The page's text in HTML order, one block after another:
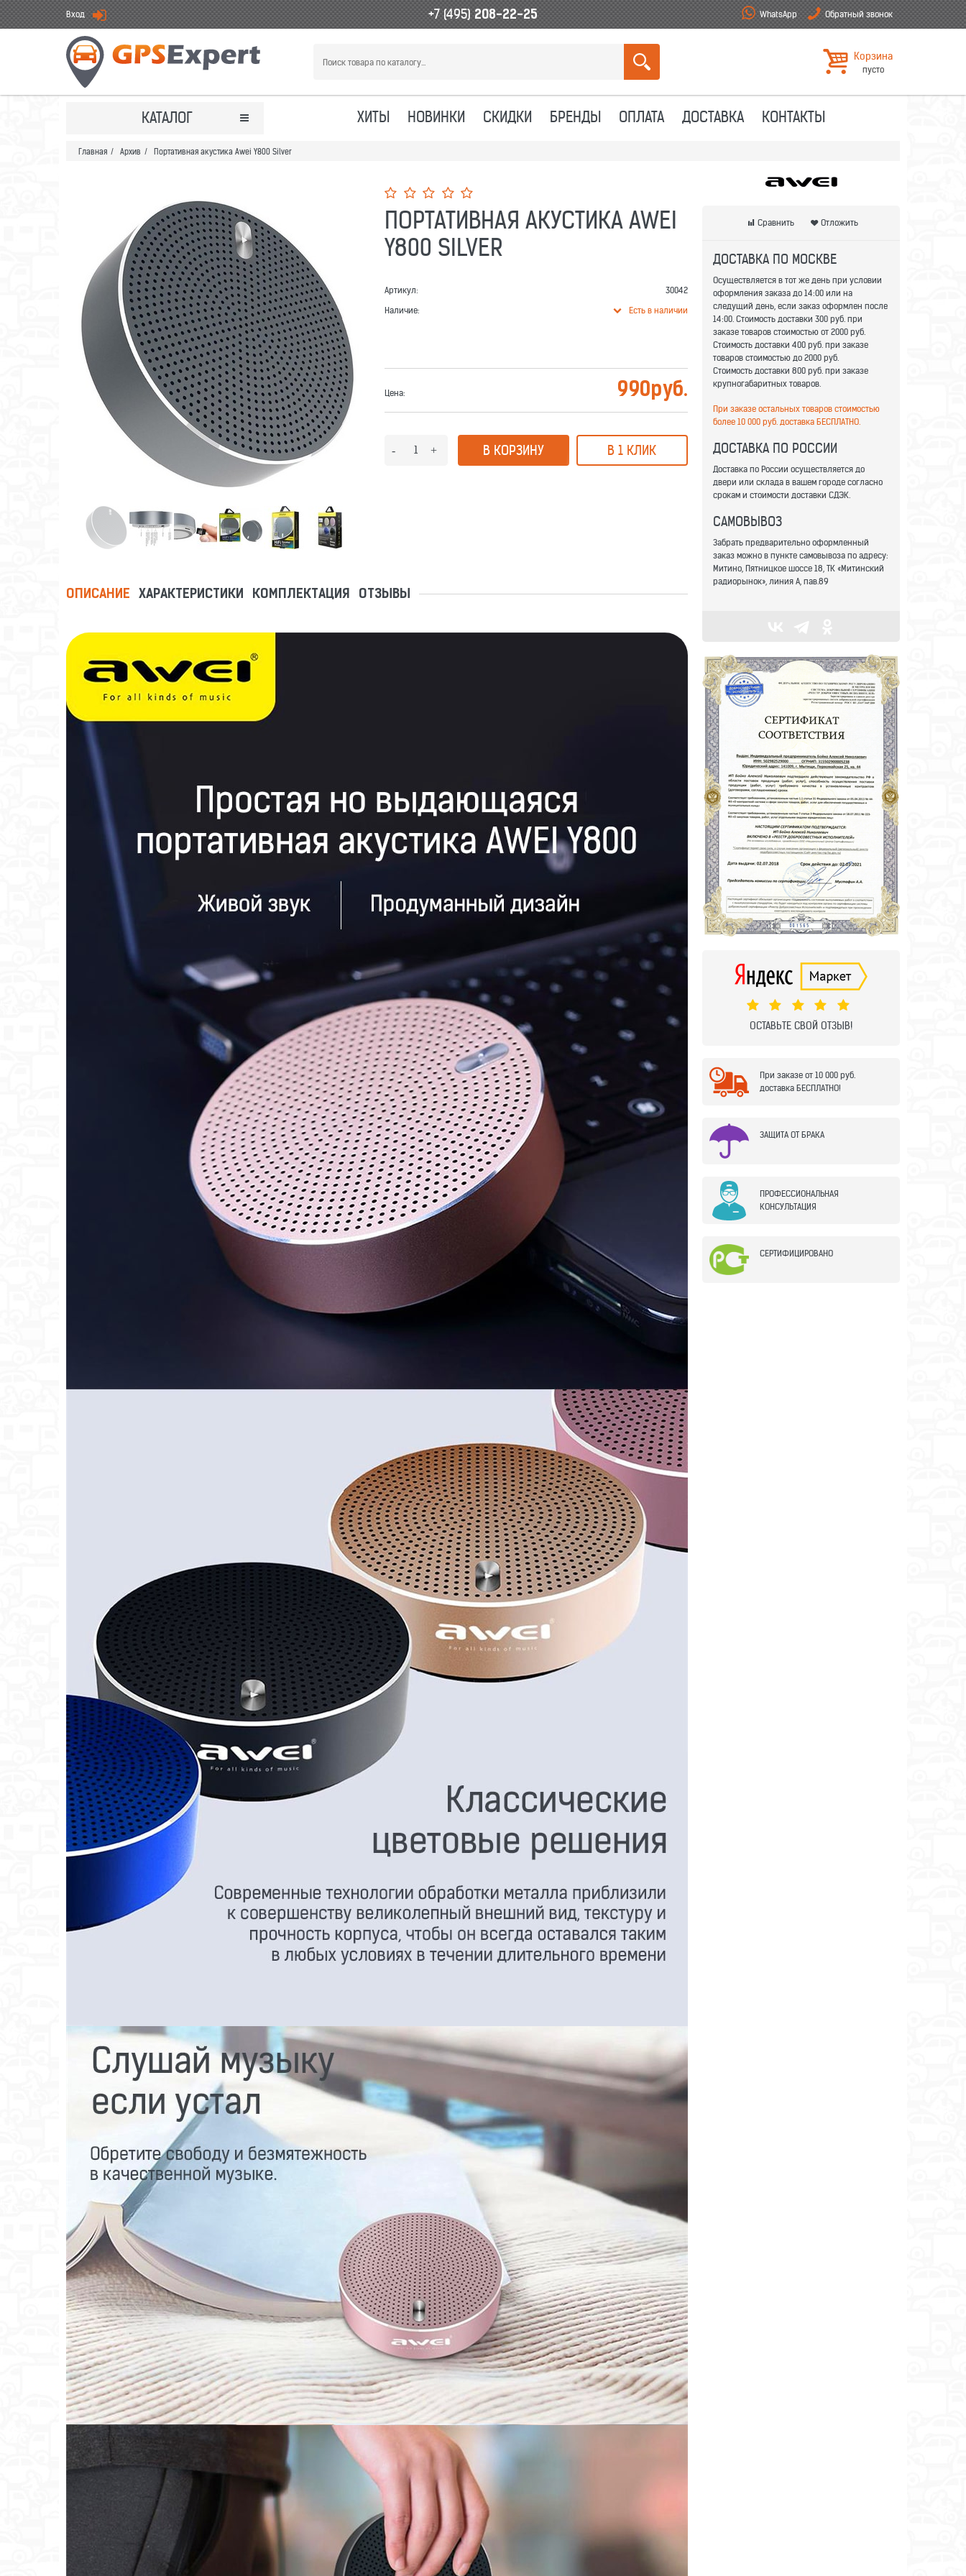
Вход +7 (495)208-22-25 WhatsApp Обратный звонок
Корзина
пусто
КАТАЛОГ ХИТЫ НОВИНКИ СКИДКИ БРЕНДЫ ОПЛАТА ДОСТАВКА КОНТАКТЫ
Главная / Архив / Портативная акустика Awei Y800 Silver
ПОРТАТИВНАЯ АКУСТИКА AWEI
Y800 SILVER
Артикул:
30042
Наличие:
Есть в наличии
Цена: 990руб.
В КОРЗИНУ В 1 КЛИК
ОПИСАНИЕ ХАРАКТЕРИСТИКИ КОМПЛЕКТАЦИЯ ОТЗЫВЫ
Сравнить Отложить
ДОСТАВКА ПО МОСКВЕ
Осуществляется в тот же день при условии
оформления заказа до 14:00 или на
следущий день, если заказ оформлен после
14:00. Стоимость доставки 300 руб. при
заказе товаров стоимостью от 2000 руб.
Стоимость доставки 400 руб. при заказе
товаров стоимостью до 2000 руб.
Стоимость доставки 800 руб. при заказе
крупногабаритных товаров.
При заказе остальных товаров стоимостью
более 10 000 руб. доставка БЕСПЛАТНО.
ДОСТАВКА ПО РОССИИ
Доставка по России осуществляется до
двери или склада в вашем городе согласно
срокам и стоимости доставки СДЭК.
САМОВЫВОЗ
Забрать предварительно оформленный
заказ можно в пункте самовывоза по адресу:
Митино, Пятницкое шоссе 18, ТК «Митинский
радиорынок», линия А, пав.89
ОСТАВЬТЕ СВОЙ ОТЗЫВ!
При заказе от 10 000 руб.
доставка БЕСПЛАТНО!
ЗАЩИТА ОТ БРАКА
ПРОФЕССИОНАЛЬНАЯ
КОНСУЛЬТАЦИЯ
СЕРТИФИЦИРОВАНО